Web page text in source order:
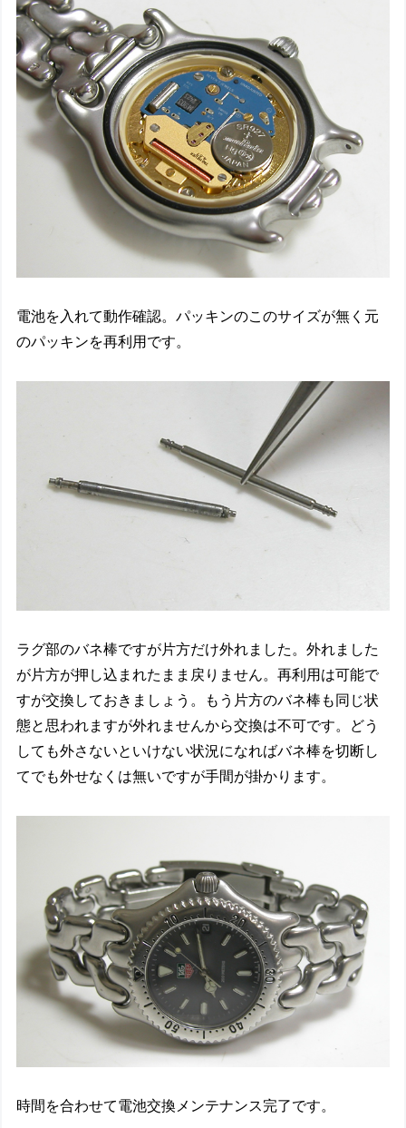
電池を入れて動作確認。パッキンのこのサイズが無く元
のパッキンを再利用です。
ラグ部のバネ棒ですが片方だけ外れました。外れました
が片方が押し込まれたまま戻りません。再利用は可能で
すが交換しておきましょう。もう片方のバネ棒も同じ状
態と思われますが外れませんから交換は不可です。どう
しても外さないといけない状況になればバネ棒を切断し
てでも外せなくは無いですが手間が掛かります。
時間を合わせて電池交換メンテナンス完了です。